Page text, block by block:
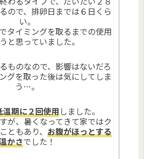
ので、排卵日までは６日くら
い。
タイミングを取るまでの使用
と思っていました。
ものなので、影響はないだろ
グを取った後は気にしてしま
う…。
温期に２回使用しました。
が、暑くなってきて家ではク
ともあり、 お腹がほっとする
かさでした！